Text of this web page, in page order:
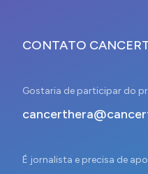
CONTATO
Gostaria de participar do
É jornalista e precisa de